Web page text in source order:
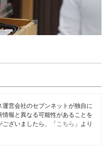
営会社のセブンネットが独自に
報と異なる可能性があることを
ございましたら、「 こちら 」より